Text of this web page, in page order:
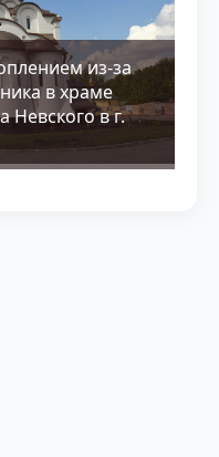
из-за
в храме
Невского в г.